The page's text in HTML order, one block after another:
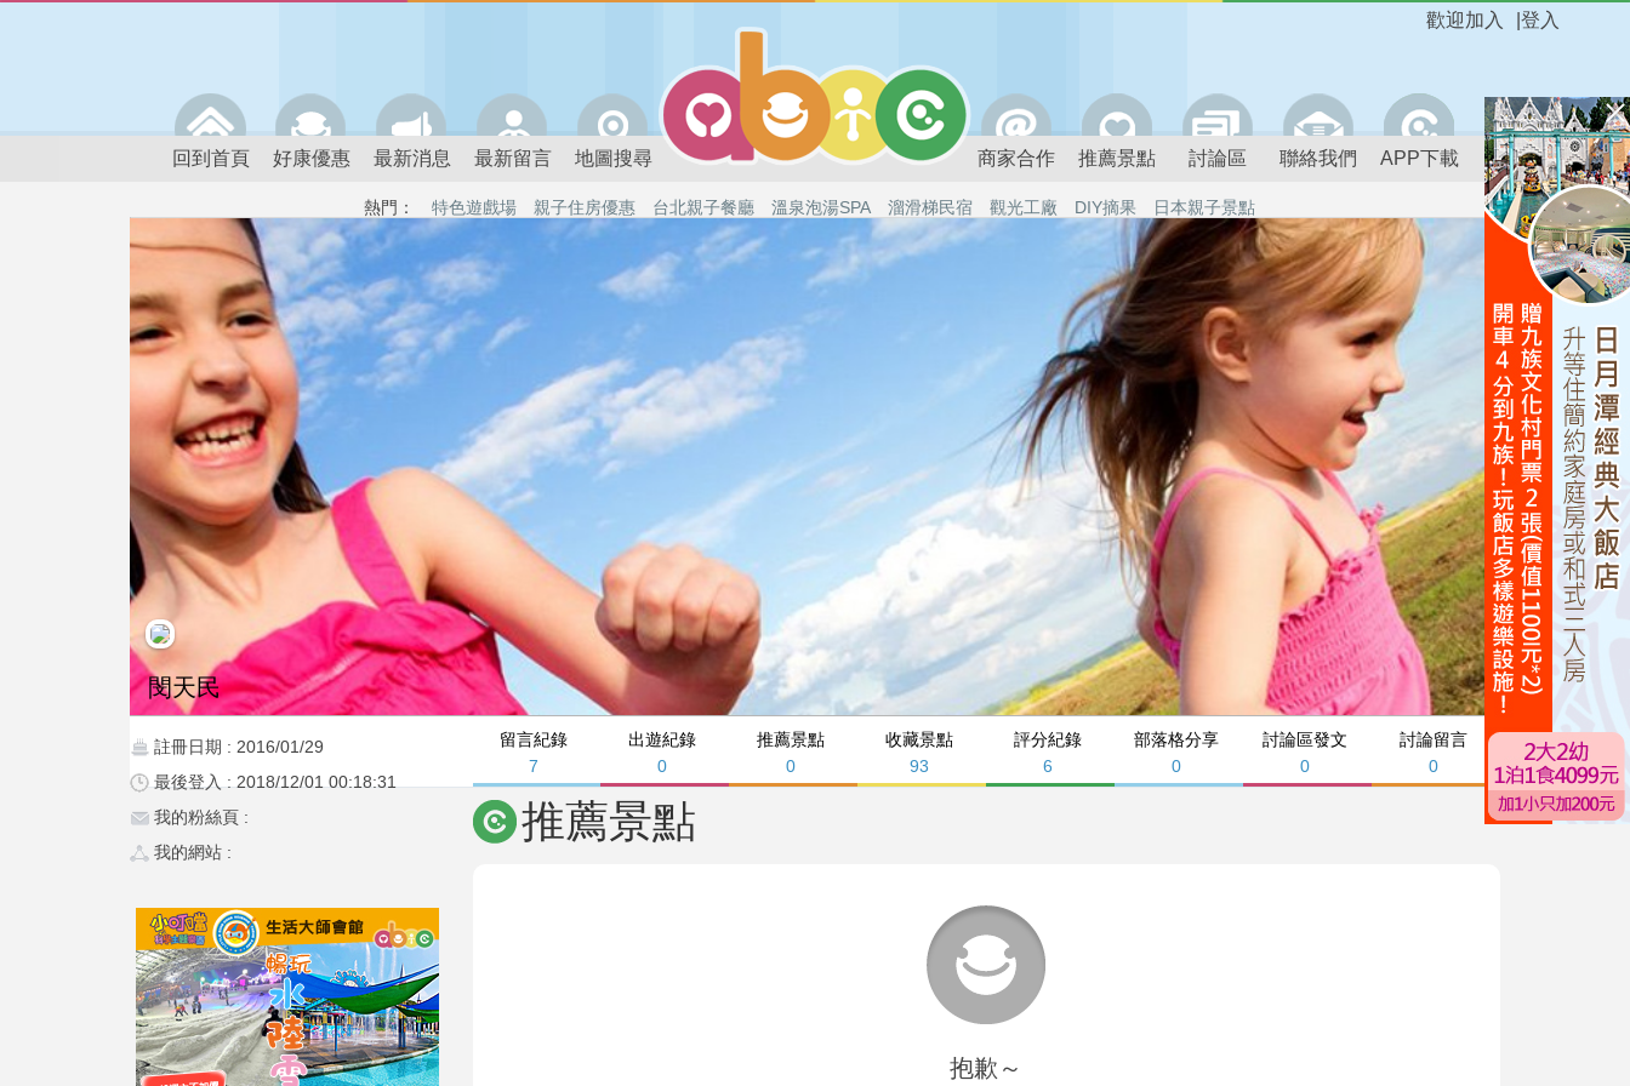
登入
歡迎加入
回到首頁 好康優惠 最新消息 最新留言 地圖搜尋 商家合作 推薦景點 討論區 聯絡我們 APP下載
熱門： 特色遊戲場 親子住房優惠 台北親子餐廳 溫泉泡湯SPA 溜滑梯民宿 觀光工廠 DIY摘果 日本親子景點
留言紀錄
7
出遊紀錄
0
推薦景點
0
收藏景點
93
評分紀錄
6
部落格分享
0
討論區發文
0
討論留言
0
閔天民
註冊日期 : 2016/01/29
最後登入 : 2018/12/01 00:18:31
我的粉絲頁 :
我的網站 :
推薦景點
抱歉～